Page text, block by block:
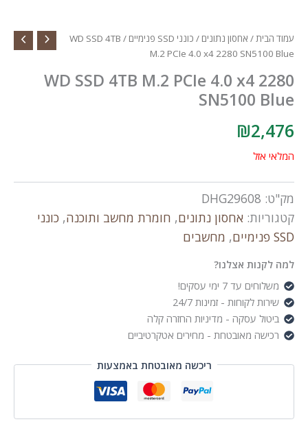
עמוד הבית/ אחסון נתונים / כונני SSD פנימיים
/ WD SSD 4TB
M.2 PCIe 4.0 x4 2280 SN5100 Blue
WD SSD 4TB M.2 PCIe 4.0 x4 2280
SN5100 Blue
₪2,476
המלאי אזל
מק"ט: DHG29608
קטגוריות: אחסון נתונים, חומרת מחשב ותוכנה, כונני
SSD פנימיים
, מחשבים
למה לקנות אצלנו?
משלוחים עד 7 ימי עסקים!
שירות לקוחות - זמינות 24/7
ביטול עסקה - מדיניות החזרה קלה
רכישה מאובטחת - מחירים אטקרטיביים
ריכשה מאובטחת באמצעות